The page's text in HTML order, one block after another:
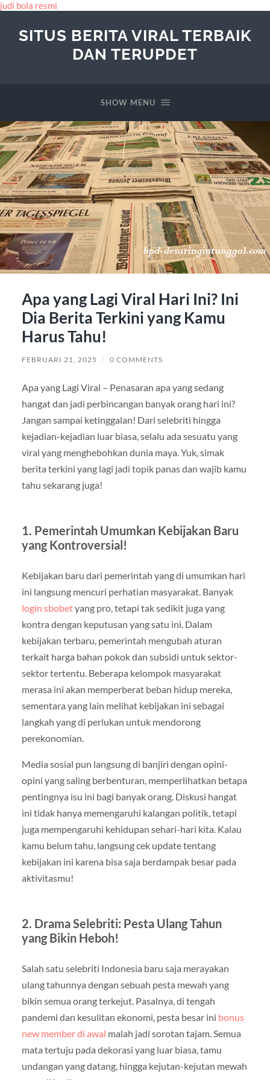
judi bola resmi
SITUS BERITA VIRAL TERBAIK
DAN TERUPDET
SHOW MENU
Apa yang Lagi Viral Hari Ini? Ini
Dia Berita Terkini yang Kamu
Harus Tahu!
FEBRUARI 21, 2025 / 0 COMMENTS
Apa yang Lagi Viral – Penasaran apa yang sedang
hangat dan jadi perbincangan banyak orang hari ini?
Jangan sampai ketinggalan! Dari selebriti hingga
kejadian-kejadian luar biasa, selalu ada sesuatu yang
viral yang menghebohkan dunia maya. Yuk, simak
berita terkini yang lagi jadi topik panas dan wajib kamu
tahu sekarang juga!
1. Pemerintah Umumkan Kebijakan Baru
yang Kontroversial!
Kebijakan baru dari pemerintah yang di umumkan hari
ini langsung mencuri perhatian masyarakat. Banyak
login sbobetyang pro, tetapi tak sedikit juga yang
kontra dengan keputusan yang satu ini. Dalam
kebijakan terbaru, pemerintah mengubah aturan
terkait harga bahan pokok dan subsidi untuk sektor-
sektor tertentu. Beberapa kelompok masyarakat
merasa ini akan memperberat beban hidup mereka,
sementara yang lain melihat kebijakan ini sebagai
langkah yang di perlukan untuk mendorong
perekonomian.
Media sosial pun langsung di banjiri dengan opini-
opini yang saling berbenturan, memperlihatkan betapa
pentingnya isu ini bagi banyak orang. Diskusi hangat
ini tidak hanya memengaruhi kalangan politik, tetapi
juga mempengaruhi kehidupan sehari-hari kita. Kalau
kamu belum tahu, langsung cek update tentang
kebijakan ini karena bisa saja berdampak besar pada
aktivitasmu!
2. Drama Selebriti: Pesta Ulang Tahun
yang Bikin Heboh!
Salah satu selebriti Indonesia baru saja merayakan
ulang tahunnya dengan sebuah pesta mewah yang
bikin semua orang terkejut. Pasalnya, di tengah
pandemi dan kesulitan ekonomi, pesta besar ini bonus
new member di awal malah jadi sorotan tajam. Semua
mata tertuju pada dekorasi yang luar biasa, tamu
undangan yang datang, hingga kejutan-kejutan mewah